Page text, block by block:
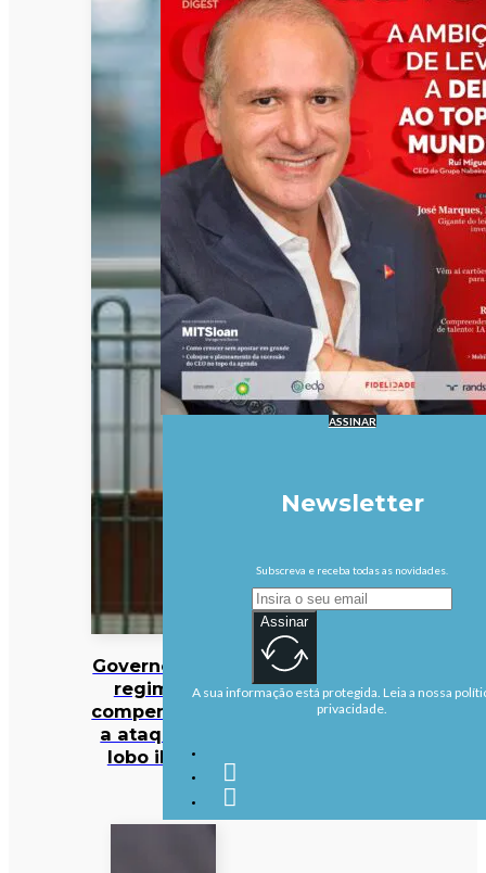
Governo altera
regime de
compensações
a ataques de
lobo ibérico
ASSINAR
Newsletter
Subscreva e receba todas as novidades.
Assinar
A sua informação está protegida. Leia a nossa
privacidade.